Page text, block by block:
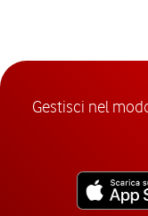
Gestisci nel